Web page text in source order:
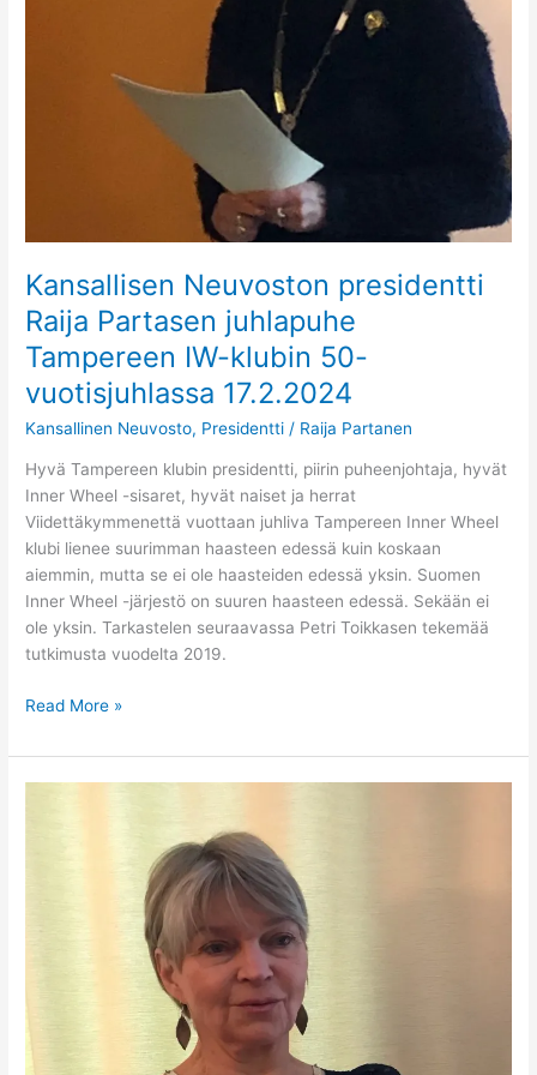
Kansallisen Neuvoston presidentti
Raija Partasen juhlapuhe
Tampereen IW-klubin 50-
vuotisjuhlassa 17.2.2024
Kansallinen Neuvosto, Presidentti / Raija Partanen
Hyvä Tampereen klubin presidentti, piirin puheenjohtaja, hyvät
Inner Wheel -sisaret, hyvät naiset ja herrat
Viidettäkymmenettä vuottaan juhliva Tampereen Inner Wheel
klubi lienee suurimman haasteen edessä kuin koskaan
aiemmin, mutta se ei ole haasteiden edessä yksin. Suomen
Inner Wheel -järjestö on suuren haasteen edessä. Sekään ei
ole yksin. Tarkastelen seuraavassa Petri Toikkasen tekemää
tutkimusta vuodelta 2019.
Read More »